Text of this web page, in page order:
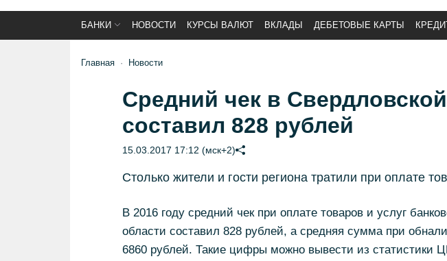
БАНКИ НОВОСТИ КУРСЫ ВАЛЮТ ВКЛАДЫ ДЕБЕТОВЫЕ КАРТЫ
Главная Новости
Средний чек в
составил 828 рублей
15.03.2017 17:12 (мск+2)
Столько жители и гости региона тратили при оплате
В 2016 году средний чек при оплате товаров и услуг
области составил 828 рублей, а средняя сумма при
6860 рублей. Такие цифры можно вывести из статистики